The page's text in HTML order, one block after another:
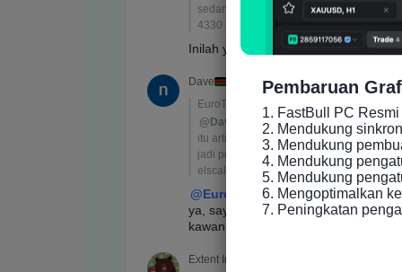
Pembaruan
1. FastBull PC
2. Mendukung
3. Mendukung
4. Mendukung
5. Mendukung
6. Mengoptimalkan
7. Peningkatan